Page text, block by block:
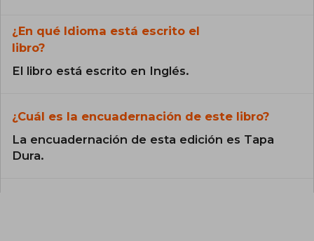
¿En qué Idioma está escrito el
libro?
El libro está escrito en Inglés.
¿Cuál es la encuadernación de este libro?
La encuadernación de esta edición es Tapa
Dura.